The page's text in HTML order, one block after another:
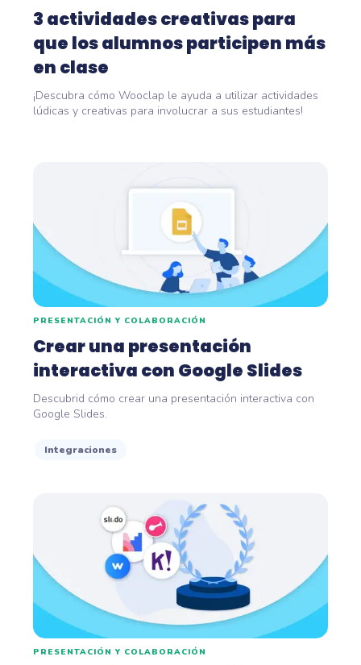
3 actividades creativas para
que los alumnos participen más
en clase
¡Descubra cómo Wooclap le ayuda a utilizar actividades
lúdicas y creativas para involucrar a sus estudiantes!
PRESENTACIÓN Y COLABORACIÓN
Crear una presentación
interactiva con Google Slides
Descubrid cómo crear una presentación interactiva con
Google Slides.
Integraciones
PRESENTACIÓN Y COLABORACIÓN